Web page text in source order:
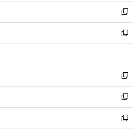
く
で
開
く
ン
ド
ウ
で
開
ウ
ィ
ン
ド
ウ
開
く
し
い
ウ
ィ
ン
ウ
で
開
く
新
し
い
ウ
ン
ド
ウ
で
開
く
新
し
ウ
ィ
ン
ド
ウ
で
開
新
し
い
ウ
ィ
ン
新
し
い
ウ
新
し